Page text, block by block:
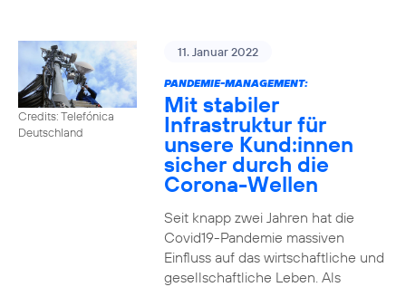
Credits: Telefónica
Deutschland
11. Januar 2022
PANDEMIE-MANAGEMENT:
Mit stabiler
Infrastruktur für
unsere Kund:innen
sicher durch die
Corona-Wellen
Seit knapp zwei Jahren hat die
Covid19-Pandemie massiven
Einfluss auf das wirtschaftliche und
gesellschaftliche Leben. Als